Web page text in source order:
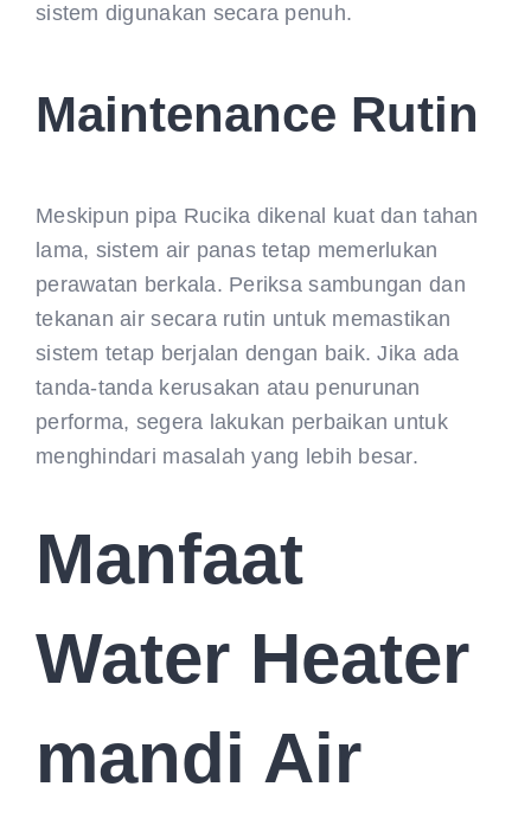
sistem digunakan secara penuh.
Maintenance Rutin
Meskipun pipa Rucika dikenal kuat dan tahan
lama, sistem air panas tetap memerlukan
perawatan berkala. Periksa sambungan dan
tekanan air secara rutin untuk memastikan
sistem tetap berjalan dengan baik. Jika ada
tanda-tanda kerusakan atau penurunan
performa, segera lakukan perbaikan untuk
menghindari masalah yang lebih besar.
Manfaat
Water Heater
mandi Air